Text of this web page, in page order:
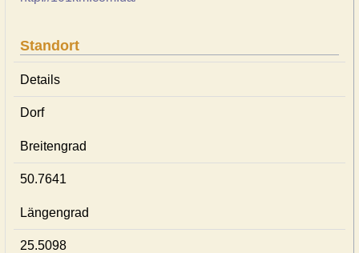
Standort
Details
Dorf
Breitengrad
50.7641
Längengrad
25.5098